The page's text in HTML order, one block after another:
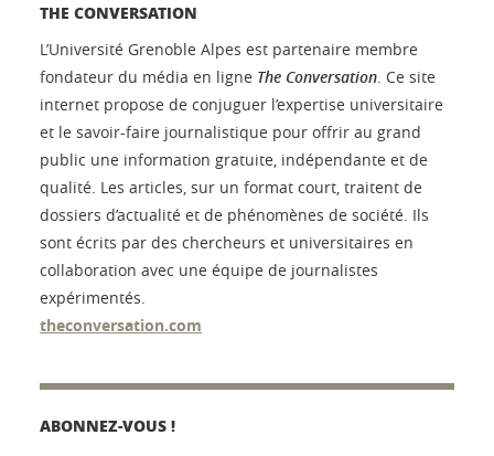
THE CONVERSATION
L’Université Grenoble Alpes est partenaire membre
fondateur du média en ligne The Conversation. Ce site
internet propose de conjuguer l’expertise universitaire
et le savoir-faire journalistique pour offrir au grand
public une information gratuite, indépendante et de
qualité. Les articles, sur un format court, traitent de
dossiers d’actualité et de phénomènes de société. Ils
sont écrits par des chercheurs et universitaires en
collaboration avec une équipe de journalistes
expérimentés.
theconversation.com
ABONNEZ-VOUS !